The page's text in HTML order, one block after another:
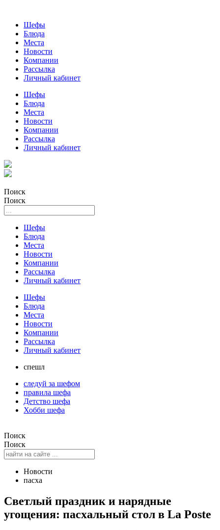
Шефы
Блюда
Места
Новости
Компании
Рассылка
Личный кабинет
Шефы
Блюда
Места
Новости
Компании
Рассылка
Личный кабинет
Поиск
Поиск
Шефы
Блюда
Места
Новости
Компании
Рассылка
Личный кабинет
Шефы
Блюда
Места
Новости
Компании
Рассылка
Личный кабинет
спешл
следуй за шефом
правила шефа
Детство шефа
Хобби шефа
Поиск
Поиск
Новости
пасха
Светлый праздник и нарядные
угощения: пасхальный стол в La Poste